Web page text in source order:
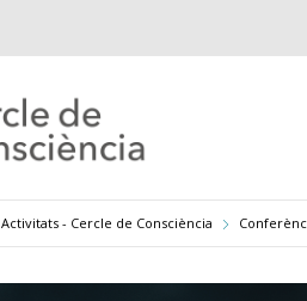
Activitats - Cercle de Consciència